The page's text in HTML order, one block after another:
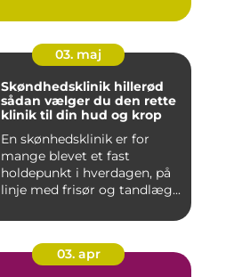
03. maj
Skøndhedsklinik hillerød
sådan vælger du den rette
klinik til din hud og krop
En skønhedsklinik er for
mange blevet et fast
holdepunkt i hverdagen, på
linje med frisør og tandlæg...
03. apr